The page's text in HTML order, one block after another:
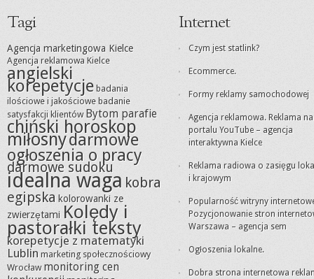
Tagi
Agencja marketingowa Kielce
Agencja reklamowa Kielce
angielski
korepetycje badania
ilościowe i jakościowe badanie
satysfakcji klientów Bytom parafie
chiński horoskop
miłosnydarmowe
ogłoszenia o pracy
darmowe sudoku
idealna waga kobra
egipska kolorowanki ze
zwierzętami Kolędy i
pastorałki teksty
korepetycje z matematyki
Lublin marketing społecznościowy
Wrocław monitoring cen
Internet
Czym jest statlink?
Ecommerce.
Formy reklamy samochodowej
Agencja reklamowa. Reklama na
portalu YouTube – agencja
interaktywna Kielce
Reklama radiowa o zasięgu
i krajowym
Popularność witryny
Pozycjonowanie stron
Warszawa – agencja sem
Ogłoszenia lokalne.
Dobra strona internetowa